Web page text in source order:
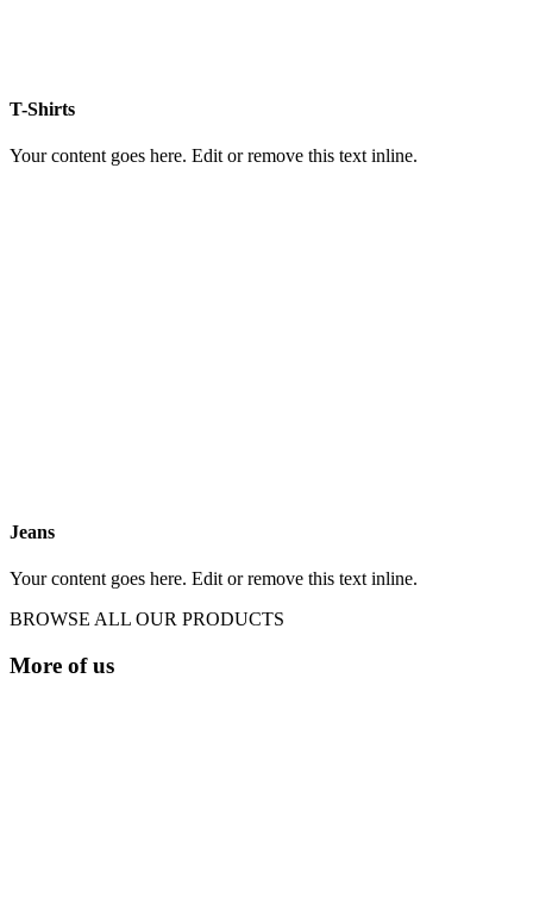
T-Shirts
Your content goes here. Edit or remove this text inline.
Jeans
Your content goes here. Edit or remove this text inline.
BROWSE ALL OUR PRODUCTS
More of us